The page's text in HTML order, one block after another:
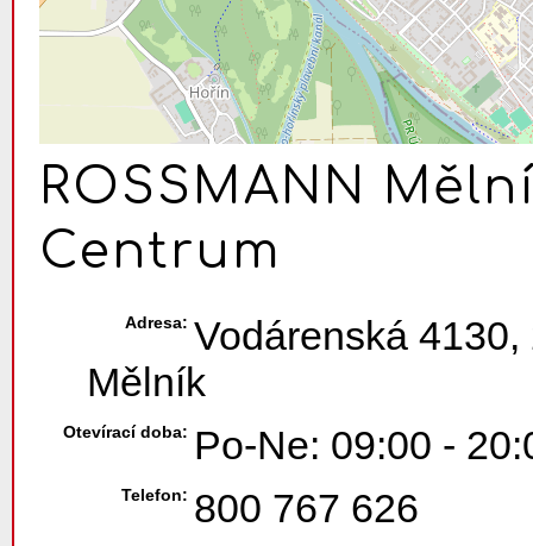
ROSSMANN
Centrum
Adresa: Vodárenská
Mělník
Otevírací doba: Po-Ne: 09:00 -
Telefon: 800 767 626